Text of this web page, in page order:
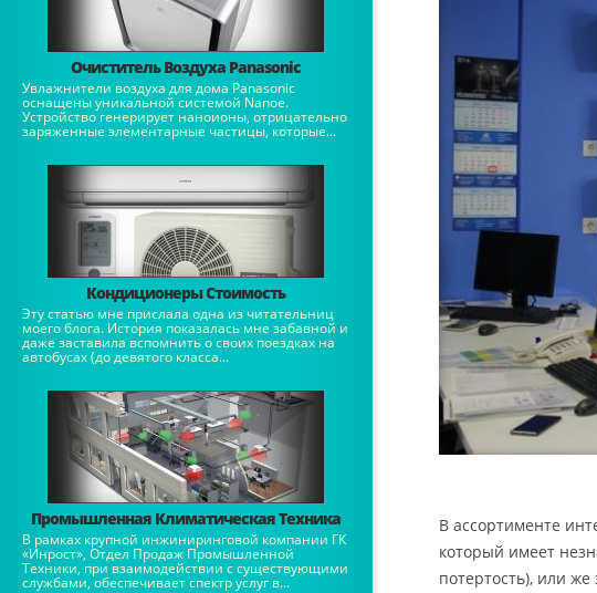
Очиститель Воздуха Panasonic
Увлажнители воздуха для дома Panasonic
оснащены уникальной системой Nanoe.
Устройство генерирует наноионы, отрицательно
заряженные элементарные частицы, которые...
Кондиционеры Стоимость
Эту статью мне прислала одна из читательниц
моего блога. История показалась мне забавной и
даже заставила вспомнить о своих поездках на
автобусах (до девятого класса...
Промышленная Климатическая Техника
В рамках крупной инжиниринговой компании ГК
«Инрост», Отдел Продаж Промышленной
Техники, при взаимодействии с существующими
службами, обеспечивает спектр услуг в...
В ассортименте
который имеет
потертость), или